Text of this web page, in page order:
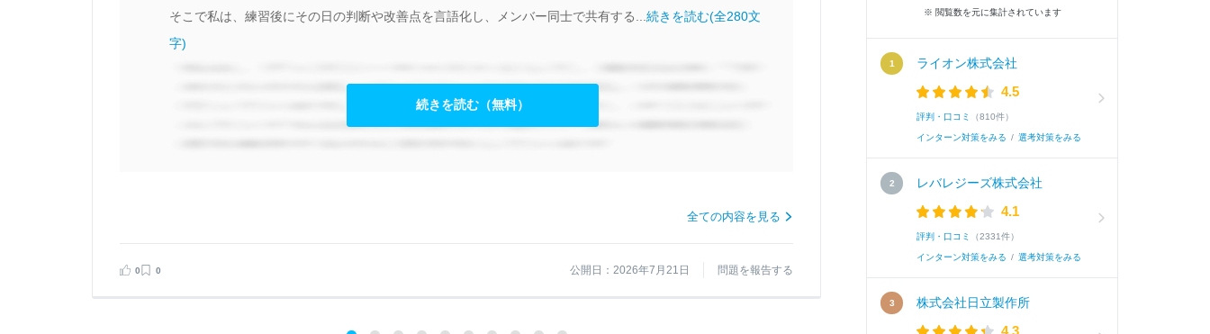
そこで私は、練習後にその日の判断や改善点を言語化し、メンバー同士で共有する... 続きを読む(全280文
字)
続きを読む（無料）
全ての内容を見る
0 0 公開日：2026年7月21日 問題を報告する
る上で視野が広がりにくいことに課題を感じて
0
※ 閲覧数を元に集計されています
ライオン株式会社
4.5
評判・口コミ （810件）
インターン対策をみる / 選考対策をみる
レバレジーズ株式会社
4.1
評判・口コミ （2331件）
インターン対策をみる / 選考対策をみる
株式会社日立製作所
4.3